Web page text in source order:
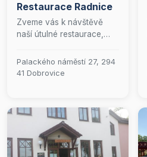
Restaurace Radnice
Zveme vás k návštěvě
naší útulné restaurace,
tradiční české kuchyni.
Připravujeme pro vás
jedinečné speciality, které
potěší každého gurmána.
Naše prostorná
restaurace s kapacitou 80
míst je ideálním místem pro
Palackého náměstí 27, 294
41 Dobrovice